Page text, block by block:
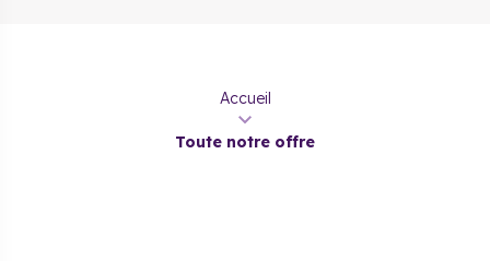
Accueil
Toute notre offre